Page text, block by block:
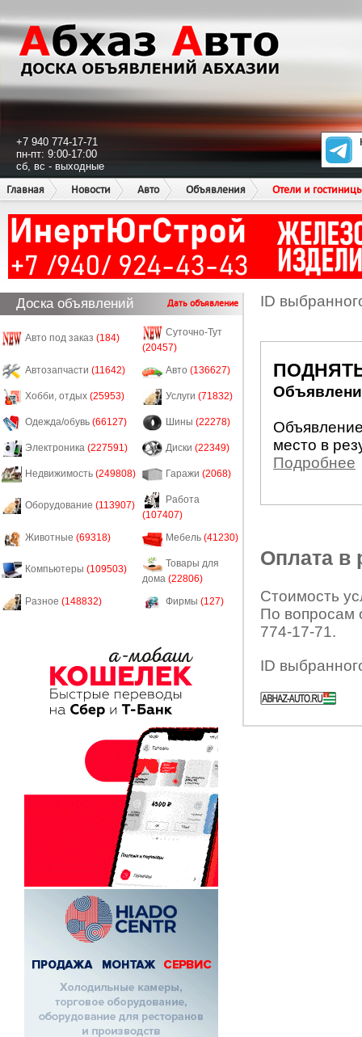
+7 940 774-17-71
пн-пт: 9:00-17:00
сб, вс - выходные
Главная
Новости Авто Объявления Отели и
Доска объявлений Дать объявление
Авто под заказ (184)
Суточно-Тут
(20457)
Автозапчасти (11642) Авто (136627)
Хобби, отдых (25953) Услуги (71832)
Одежда/обувь (66127) Шины (22278)
Электроника (227591) Диски (22349)
Недвижимость (249808) Гаражи (2068)
Оборудование (113907)
Работа
(107407)
Животные (69318) Мебель (41230)
Компьютеры (109503)
Товары для
дома (22806)
Разное (148832) Фирмы (127)
ID
место в
Подробнее
Оплата в
Стоимость
По вопросам
774-17-71.
ID